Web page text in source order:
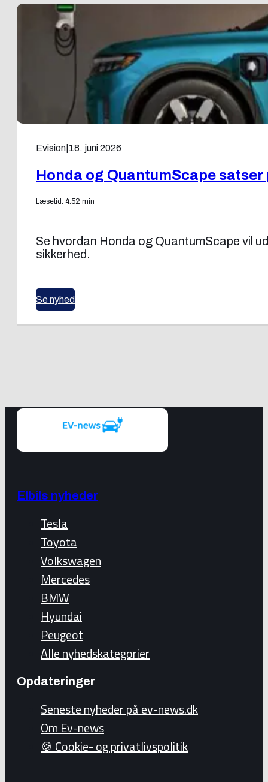
Evision 18. juni 2026
Honda og QuantumScape
Læsetid: 4:52 min
Se hvordan Honda og QuantumScape vil
sikkerhed.
Se nyhed
Elbils nyheder
Tesla
Toyota
Volkswagen
Mercedes
BMW
Hyundai
Peugeot
Alle nyhedskategorier
Opdateringer
Seneste nyheder på ev-news.dk
Om Ev-news
🍪 Cookie- og privatlivspolitik